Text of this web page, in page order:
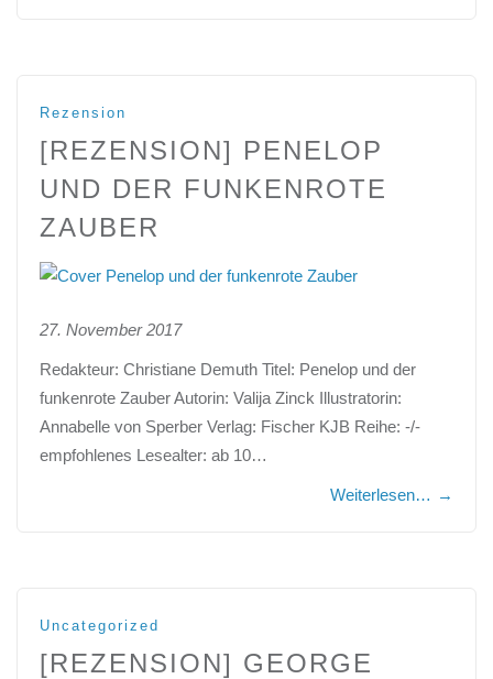
Rezension
[REZENSION] PENELOP
UND DER FUNKENROTE
ZAUBER
27. November 2017
Redakteur: Christiane Demuth Titel: Penelop und der
funkenrote Zauber Autorin: Valija Zinck Illustratorin:
Annabelle von Sperber Verlag: Fischer KJB Reihe: -/-
empfohlenes Lesealter: ab 10…
Weiterlesen… →
Uncategorized
[REZENSION] GEORGE